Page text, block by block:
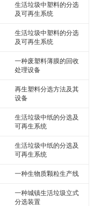
生活垃圾中塑料的分选
及可再生系统
生活垃圾中塑料的分选
及可再生系统
一种废塑料薄膜的回收
处理设备
再生塑料分选方法及其
设备
生活垃圾中纸的分选及
可再生系统
生活垃圾中纸的分选及
可再生系统
一种生物质颗粒生产线
一种城镇生活垃圾立式
分选装置